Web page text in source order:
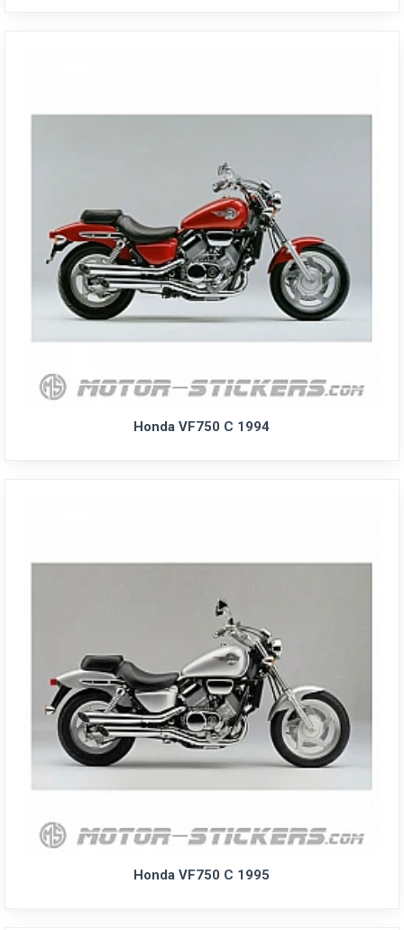
Honda VF750 C 1994
Honda VF750 C 1995